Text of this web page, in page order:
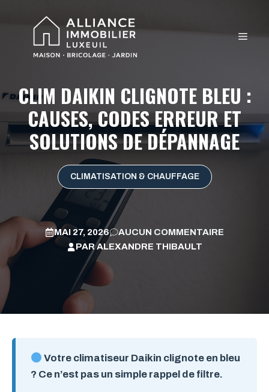
CLIM DAIKIN CLIGNOTE BLEU :
CAUSES, CODES ERREUR ET
SOLUTIONS DE DÉPANNAGE
CLIMATISATION & CHAUFFAGE
MAI 27, 2026
AUCUN COMMENTAIRE
PARALEXANDRE THIBAULT
Votre climatiseur Daikin clignote en bleu
? Ce n’est pas un simple rappel de filtre.